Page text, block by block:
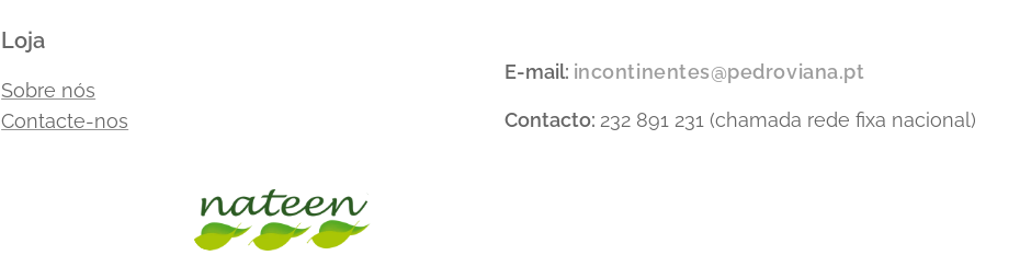
Loja
Sobre nós
Contacte-nos
E-mail: incontinentes@pedroviana.pt
Contacto: 232 891 231 (chamada rede fixa nacional)